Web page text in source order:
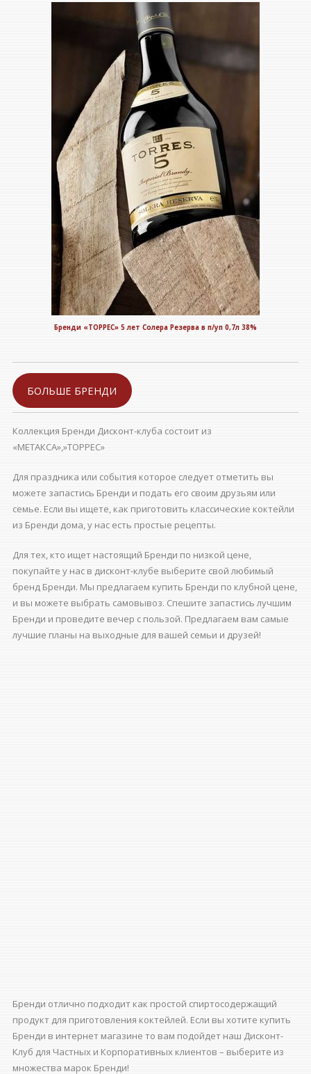
Бренди «ТОРРЕС» 5 лет Солера Резерва в п/уп 0,7л 38%
БОЛЬШЕ БРЕНДИ
Коллекция Бренди Дисконт-клуба состоит из
«МЕТАКСА»,»ТОРРЕС»
Для праздника или события которое следует отметить вы
можете запастись Бренди и подать его своим друзьям или
семье. Если вы ищете, как приготовить классические коктейли
из Бренди дома, у нас есть простые рецепты.
Для тех, кто ищет настоящий Бренди по низкой цене,
покупайте у нас в дисконт-клубе выберите свой любимый
бренд Бренди. Мы предлагаем купить Бренди по клубной цене,
и вы можете выбрать самовывоз. Спешите запастись лучшим
Бренди и проведите вечер с пользой. Предлагаем вам самые
лучшие планы на выходные для вашей семьи и друзей!
Бренди отлично подходит как простой спиртосодержащий
продукт для приготовления коктейлей. Если вы хотите купить
Бренди в интернет магазине то вам подойдет наш Дисконт-
Клуб для Частных и Корпоративных клиентов – выберите из
множества марок Бренди!